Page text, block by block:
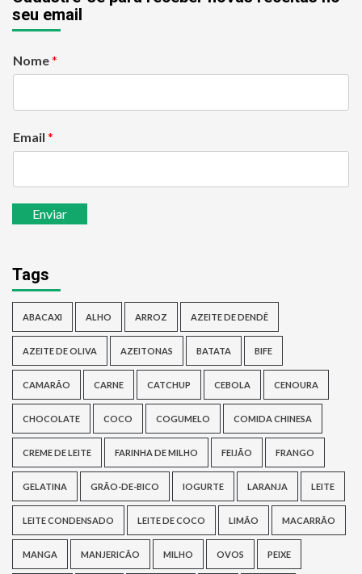
seu email
Nome*
Email *
Enviar
Tags
ABACAXI ALHO ARROZ AZEITE DE DENDÊ
AZEITE DE OLIVA AZEITONAS BATATA BIFE
CAMARÃO CARNE CATCHUP CEBOLA CENOURA
CHOCOLATE COCO COGUMELO COMIDA CHINESA
CREME DE LEITE FARINHA DE MILHO FEIJÃO FRANGO
GELATINA GRÃO-DE-BICO IOGURTE LARANJA LEITE
LEITE CONDENSADO LEITE DE COCO LIMÃO MACARRÃO
MANGA MANJERICÃO MILHO OVOS PEIXE